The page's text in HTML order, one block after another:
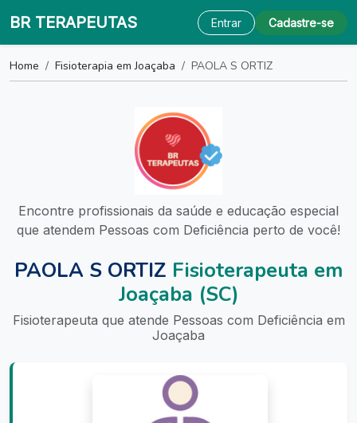
BR TERAPEUTAS Entrar Cadastre-se
Home Fisioterapia em Joaçaba PAOLA S ORTIZ
Encontre profissionais da saúde e educação especial
que atendem Pessoas com Deficiência perto de você!
PAOLA S ORTIZ Fisioterapeuta em
Joaçaba (SC)
Fisioterapeuta que atende Pessoas com Deficiência em
Joaçaba